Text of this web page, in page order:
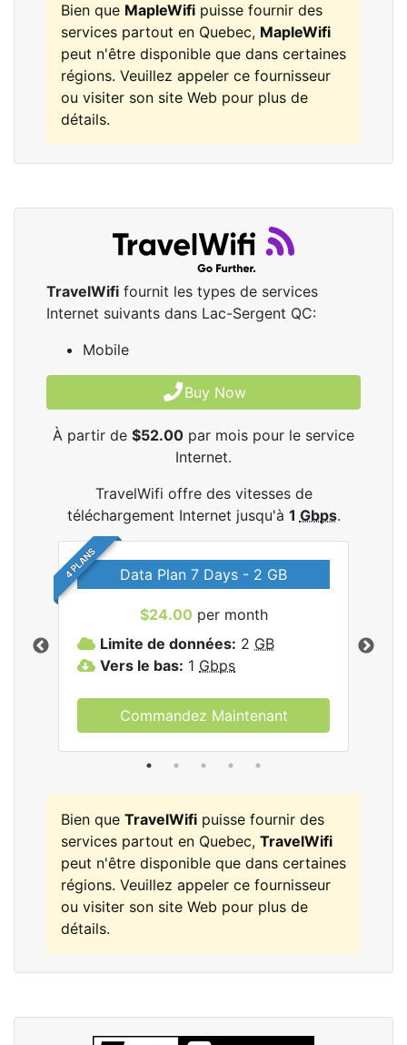
Bien que MapleWifi puisse fournir des
services partout en Quebec, MapleWifi
peut n'être disponible que dans certaines
régions. Veuillez appeler ce fournisseur
ou visiter son site Web pour plus de
détails.
TravelWifi fournit les types de services
Internet suivants dans Lac-Sergent QC:
Mobile
Buy Now
À partir de $52.00 par mois pour le service
Internet.
TravelWifi offre des vitesses de
téléchargement Internet jusqu'à 1 Gbps.
4 PLANS Data Plan 7 Days - 2 GB
$24.00 per month
Limite de données: 2 GB
Vers le bas: 1 Gbps
Commandez Maintenant
Bien que TravelWifi puisse fournir des
services partout en Quebec, TravelWifi
peut n'être disponible que dans certaines
régions. Veuillez appeler ce fournisseur
ou visiter son site Web pour plus de
détails.